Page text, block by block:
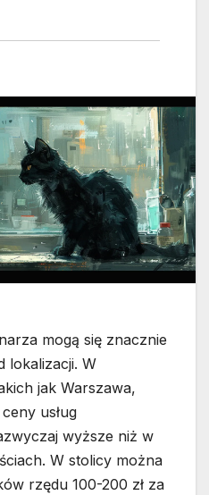
mogą się znacznie
lokalizacji. W
jak Warszawa,
usług
wyższe niż w
W stolicy można
rzędu 100-200 zł za